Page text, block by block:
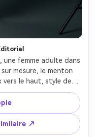
une femme adulte dans
mesure, le menton
vers le haut, style de
avec une grande
Profoto, Nikon Z9,
humeur éditoriale
détails nets, haute
4:5
↗